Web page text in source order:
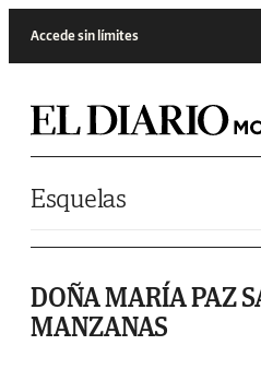
Accede sin límites
Esquelas
DOÑA MARÍA PAZ
MANZANAS